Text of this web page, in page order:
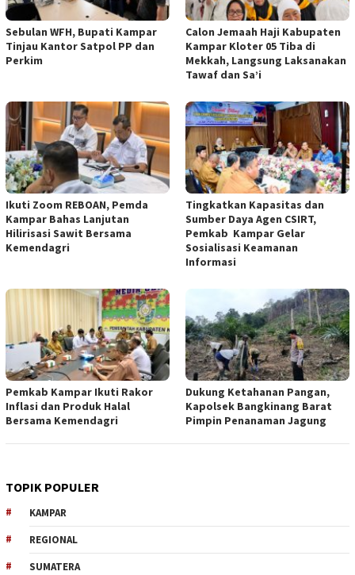
Sebulan WFH, Bupati Kampar
Tinjau Kantor Satpol PP dan
Perkim
Calon Jemaah Haji Kabupaten
Kampar Kloter 05 Tiba di
Mekkah, Langsung Laksanakan
Tawaf dan Sa’i
Ikuti Zoom REBOAN, Pemda
Kampar Bahas Lanjutan
Hilirisasi Sawit Bersama
Kemendagri
Tingkatkan Kapasitas dan
Sumber Daya Agen CSIRT,
Pemkab Kampar Gelar
Sosialisasi Keamanan
Informasi
Pemkab Kampar Ikuti Rakor
Inflasi dan Produk Halal
Bersama Kemendagri
Dukung Ketahanan Pangan,
Kapolsek Bangkinang Barat
Pimpin Penanaman Jagung
TOPIK POPULER
KAMPAR
REGIONAL
SUMATERA